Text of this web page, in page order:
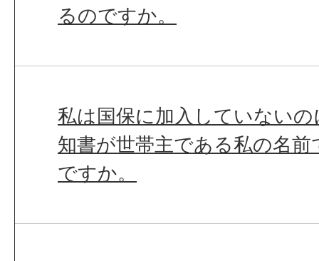
るのですか。
私は国保に加入していない
知書が世帯主である私の名
ですか。